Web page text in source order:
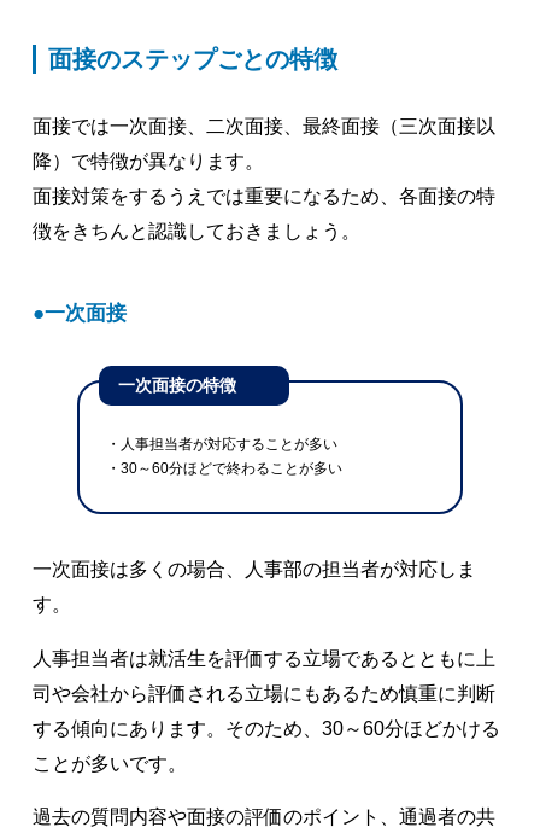
面接のステップごとの特徴
面接では一次面接、二次面接、最終面接（三次面接以
降）で特徴が異なります。
面接対策をするうえでは重要になるため、各面接の特
徴をきちんと認識しておきましょう。
一次面接
一次面接の特徴
・人事担当者が対応することが多い
・30～60分ほどで終わることが多い
一次面接は多くの場合、人事部の担当者が対応しま
す。
人事担当者は就活生を評価する立場であるとともに上
司や会社から評価される立場にもあるため慎重に判断
する傾向にあります。そのため、30～60分ほどかける
ことが多いです。
過去の質問内容や面接の評価のポイント、通過者の共